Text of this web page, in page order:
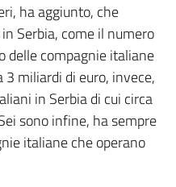
ha aggiunto, che
Serbia, come il numero
delle compagnie italiane
3 miliardi di euro, invece,
in Serbia di cui circa
sono infine, ha sempre
italiane che operano